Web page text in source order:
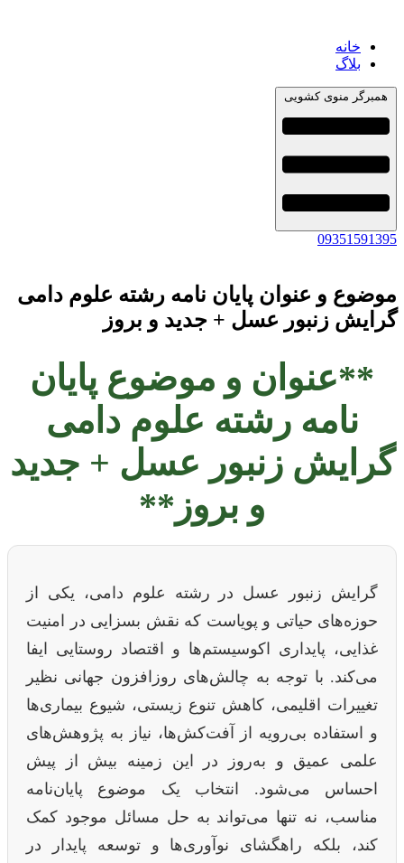
خانه
بلاگ
همبرگر منوی کشویی
09351591395
موضوع و عنوان پایان نامه رشته علوم دامی
گرایش زنبور عسل + جدید و بروز
**عنوان و موضوع پایان
نامه رشته علوم دامی
گرایش زنبور عسل + جدید
و بروز**
گرایش زنبور عسل در رشته علوم دامی، یکی از
حوزه‌های حیاتی و پویاست که نقش بسزایی در امنیت
غذایی، پایداری اکوسیستم‌ها و اقتصاد روستایی ایفا
می‌کند. با توجه به چالش‌های روزافزون جهانی نظیر
تغییرات اقلیمی، کاهش تنوع زیستی، شیوع بیماری‌ها
و استفاده بی‌رویه از آفت‌کش‌ها، نیاز به پژوهش‌های
علمی عمیق و به‌روز در این زمینه بیش از پیش
احساس می‌شود. انتخاب یک موضوع پایان‌نامه
مناسب، نه تنها می‌تواند به حل مسائل موجود کمک
کند، بلکه راهگشای نوآوری‌ها و توسعه پایدار در